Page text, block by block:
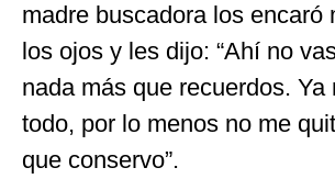
madre buscadora los encaró
los ojos y les dijo: “Ahí no
nada más que recuerdos. Ya
todo, por lo menos no me
que conservo”.